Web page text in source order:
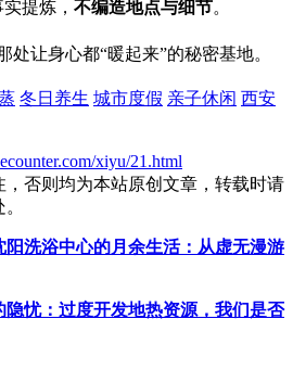
提炼， 不编造地点与细节。
让身心都“暖起来”的秘密基地。
冬日养生 城市度假 亲子休闲 西安
xiyu/21.html
，否则均为本站原创文章，转载时请
阳洗浴中心的月余生活：从虚无漫游
隐忧：过度开发地热资源，我们是否